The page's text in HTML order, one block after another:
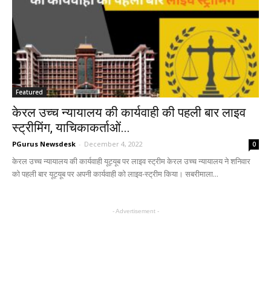
Featured
केरल उच्च न्यायालय की कार्यवाही की प​हली बार लाइव
स्ट्रीमिंग, याचिकाकर्ताओं...
PGurus Newsdesk - December 4, 2022 0
केरल उच्च न्यायालय की कार्यवाही यूट्यूब पर लाइव स्ट्रीम केरल उच्च न्यायालय ने शनिवार
को पहली बार यूट्यूब पर अपनी कार्यवाही को लाइव-स्ट्रीम किया। सबरीमाला...
- Advertisement -